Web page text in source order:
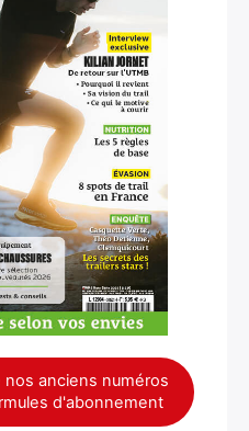
anciens numéros
d'abonnement